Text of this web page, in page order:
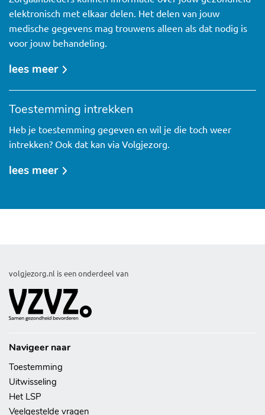
elektronisch met elkaar delen. Het delen van jouw
medische gegevens mag trouwens alleen als dat nodig is
voor jouw behandeling.
lees meerover
toestemming
Toestemming intrekken
Heb je toestemming gegeven en wil je die toch weer
intrekken? Ook dat kan via Volgjezorg.
lees meerover
intrekken
volgjezorg.nl is een onderdeel van
Navigeer naar
Toestemming
Uitwisseling
Het LSP
Veelgestelde vragen